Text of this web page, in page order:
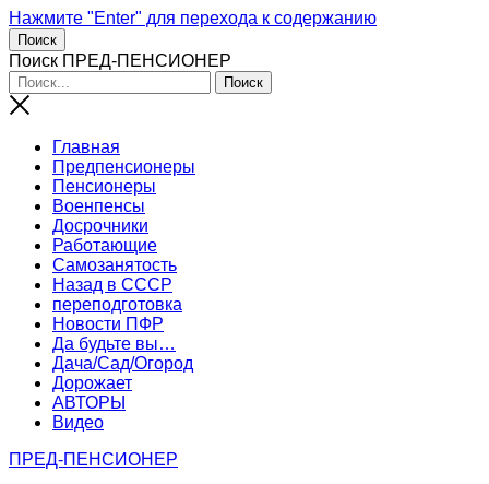
Нажмите "Enter" для перехода к содержанию
Поиск
Поиск ПРЕД-ПЕНСИОНЕР
Главная
Предпенсионеры
Пенсионеры
Военпенсы
Досрочники
Работающие
Самозанятость
Назад в СССР
переподготовка
Новости ПФР
Да будьте вы…
Дача/Сад/Огород
Дорожает
АВТОРЫ
Видео
ПРЕД-ПЕНСИОНЕР